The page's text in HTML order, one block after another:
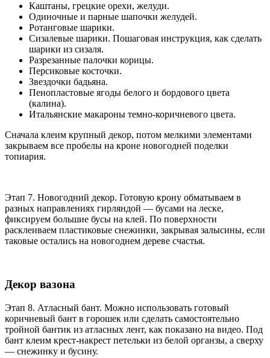
Каштаны, грецкие орехи, желуди.
Одиночные и парные шапочки желудей.
Ротанговые шарики.
Сизалевые шарики. Пошаговая инструкция, как сделать
шарики из сизаля.
Разрезанные палочки корицы.
Персиковые косточки.
Звездочки бадьяна.
Пенопластовые ягоды белого и бордового цвета
(калина).
Итальянские макароны темно-коричневого цвета.
Сначала клеим крупный декор, потом мелкими элементами
закрываем все пробелы на кроне новогодней поделки
топиария.
Этап 7. Новогодний декор. Готовую крону обматываем в
разных направлениях гирляндой — бусами на леске,
фиксируем большие бусы на клей. По поверхности
расклеиваем пластиковые снежинки, закрывая залысины, если
таковые остались на новогоднем дереве счастья.
Декор вазона
Этап 8. Атласный бант. Можно использовать готовый
коричневый бант в горошек или сделать самостоятельно
тройной бантик из атласных лент, как показано на видео. Под
бант клеим крест-накрест петельки из белой органзы, а сверху
— снежинку и бусину.